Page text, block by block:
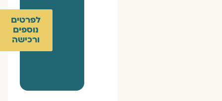
לפרטים
נוספים
ורכישה